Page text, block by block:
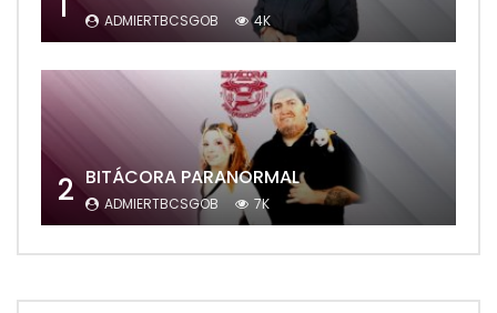
ADMIERTBCSGOB 4K
2 BITÁCORA PARANORMAL
ADMIERTBCSGOB 7K